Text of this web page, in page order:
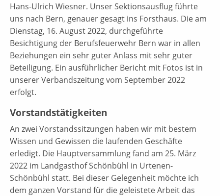
Hans-Ulrich Wiesner. Unser Sektionsausflug führte
uns nach Bern, genauer gesagt ins Forsthaus. Die am
Dienstag, 16. August 2022, durchgeführte
Besichtigung der Berufsfeuerwehr Bern war in allen
Beziehungen ein sehr guter Anlass mit sehr guter
Beteiligung. Ein ausführlicher Bericht mit Fotos ist in
unserer Verbandszeitung vom September 2022
erfolgt.
Vorstandstätigkeiten
An zwei Vorstandssitzungen haben wir mit bestem
Wissen und Gewissen die laufenden Geschäfte
erledigt. Die Hauptversammlung fand am 25. März
2022 im Landgasthof Schönbühl in Urtenen-
Schönbühl statt. Bei dieser Gelegenheit möchte ich
dem ganzen Vorstand für die geleistete Arbeit das